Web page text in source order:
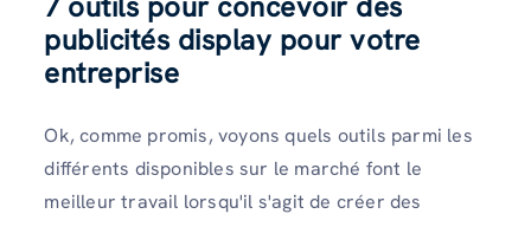
publicités display pour votre
entreprise
Ok, comme promis, voyons quels outils parmi les
différents disponibles sur le marché font le
meilleur travail lorsqu'il s'agit de créer des